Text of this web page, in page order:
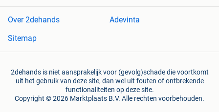
Over 2dehands
Adevinta
Sitemap
2dehands is niet aansprakelijk voor (gevolg)schade die voortkomt
uit het gebruik van deze site, dan wel uit fouten of ontbrekende
functionaliteiten op deze site.
Copyright © 2026 Marktplaats B.V. Alle rechten voorbehouden.